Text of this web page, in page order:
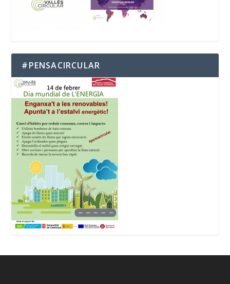
#PENSACIRCULAR